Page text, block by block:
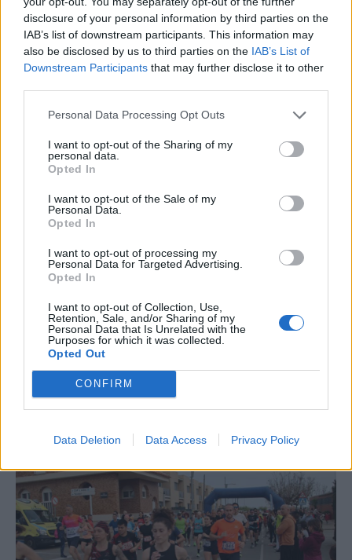
disclosure of your personal information by third parties on the
IAB’s list of downstream participants. This information may
also be disclosed by us to third parties on the IAB’s List of
Downstream Participants that may further disclose it to other
Personal Data Processing Opt Outs
I want to opt-out of the Sharing of my
personal data.
Opted In
I want to opt-out of the Sale of my
Personal Data.
Opted In
I want to opt-out of processing my
Personal Data for Targeted Advertising.
Opted In
I want to opt-out of Collection, Use,
Retention, Sale, and/or Sharing of my
Personal Data that Is Unrelated with the
Purposes for which it was collected.
Opted Out
CONFIRM
Data Deletion Data Access Privacy Policy
Els vestits de paper guanyen força
enguany amb més modistes i gairebé
40 peces a concurs
31 de juliol de 2026
per a gaudir de les Festes Majors
31 de juliol de 2026
Festes